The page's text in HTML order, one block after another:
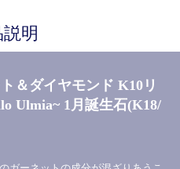
明
＆ダイヤモンド K10リ
Ulmia~ 1月誕生石(K18/